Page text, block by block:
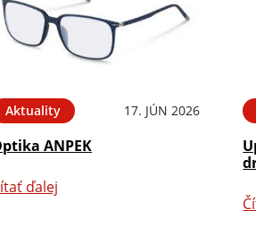
Aktuality 17. JÚN 2026
ANPEK
ďalej